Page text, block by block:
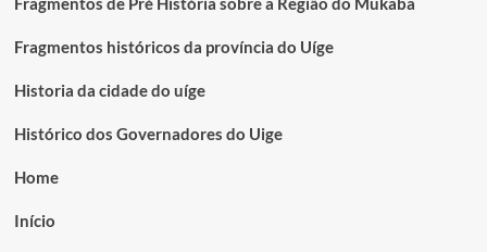
Fragmentos históricos da província do Uíge
Historia da cidade do uíge
Histórico dos Governadores do Uige
Home
Início